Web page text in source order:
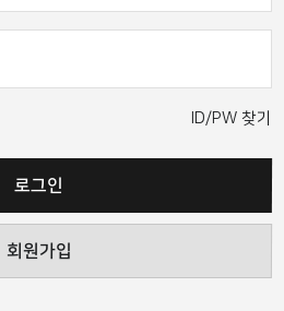
ID/PW 찾기
로그인
회원가입